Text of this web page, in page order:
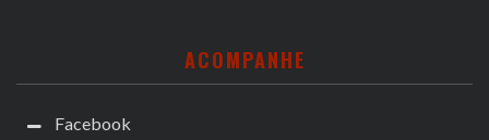
ACOMPANHE
Facebook